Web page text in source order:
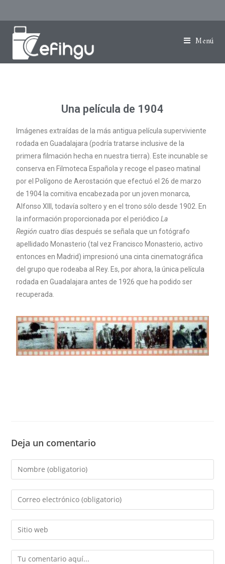
Menú
Una película de 1904
Imágenes extraídas de la más antigua película superviviente
rodada en Guadalajara (podría tratarse inclusive de la
primera filmación hecha en nuestra tierra). Este incunable se
conserva en Filmoteca Española y recoge el paseo matinal
por el Polígono de Aerostación que efectuó el 26 de marzo
de 1904 la comitiva encabezada por un joven monarca,
Alfonso XIII, todavía soltero y en el trono sólo desde 1902. En
la información proporcionada por el periódicoLa
Región cuatro días después se señala que un fotógrafo
apellidado Monasterio (tal vez Francisco Monasterio, activo
entonces en Madrid) impresionó una cinta cinematográfica
del grupo que rodeaba al Rey. Es, por ahora, la única película
rodada en Guadalajara antes de 1926 que ha podido ser
recuperada.
Deja un comentario